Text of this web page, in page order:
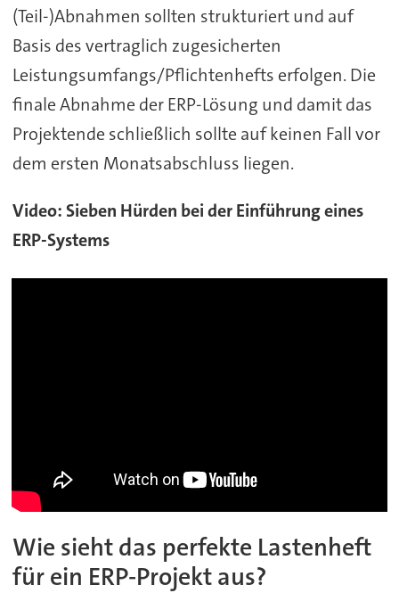
(Teil-)Abnahmen sollten strukturiert und auf
Basis des vertraglich zugesicherten
Leistungsumfangs/Pflichtenhefts erfolgen. Die
finale Abnahme der ERP-Lösung und damit das
Projektende schließlich sollte auf keinen Fall vor
dem ersten Monatsabschluss liegen.
Video: Sieben Hürden bei der Einführung eines
ERP-Systems
Wie sieht das perfekte Lastenheft
für ein ERP-Projekt aus?